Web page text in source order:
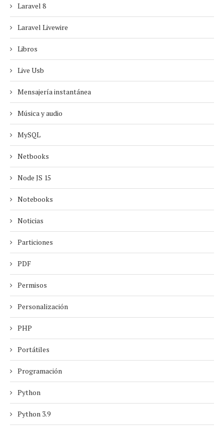
Laravel 8
Laravel Livewire
Libros
Live Usb
Mensajería instantánea
Música y audio
MySQL
Netbooks
Node JS 15
Notebooks
Noticias
Particiones
PDF
Permisos
Personalización
PHP
Portátiles
Programación
Python
Python 3.9